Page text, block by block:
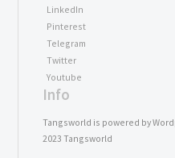
LinkedIn
Pinterest
Telegram
Twitter
Youtube
Info
Tangsworld is powered by
2023 Tangsworld